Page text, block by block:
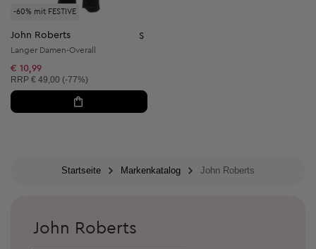
-60% mit FESTIVE
John Roberts S
Langer Damen-Overall
€ 10,99
Unverbindliche Preisempfehlung:
RRP € 49,00 (-77%)
Startseite Markenkatalog John Roberts
John Roberts